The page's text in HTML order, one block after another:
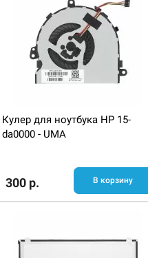
Кулер для ноутбука HP 15-
da0000 - UMA
300 р. В корзину